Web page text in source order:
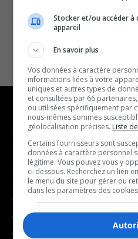
NOUVELLES
- Affaires municipales
- Communauté / Social
- Culture
- Économie
- Éducation
Stocker et/ou accéder à
appareil
En savoir plus
Vos données à caractère
informations liées à votre
uniques et autres types de
et consultées par 66
ou utilisées spécifiquement par
nous-mêmes sommes
géolocalisation précises. Liste
Certains fournisseurs sont
données à caractère personnel
légitime. Vous pouvez vous y
ci-dessous. Recherchez un lien
le menu du site pour gérer ou
dans les paramètres des